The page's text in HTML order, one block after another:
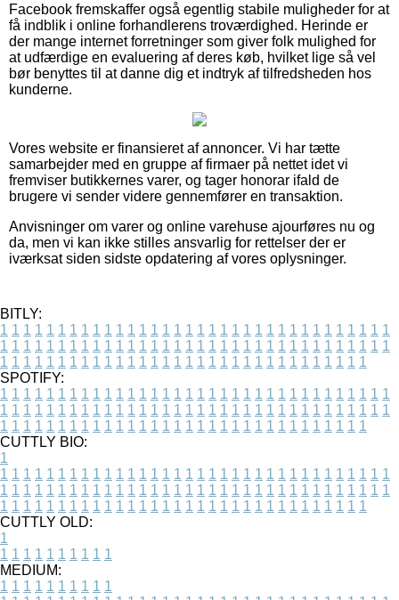
Facebook fremskaffer også egentlig stabile muligheder for at
få indblik i online forhandlerens troværdighed. Herinde er
der mange internet forretninger som giver folk mulighed for
at udfærdige en evaluering af deres køb, hvilket lige så vel
bør benyttes til at danne dig et indtryk af tilfredsheden hos
kunderne.
Vores website er finansieret af annoncer. Vi har tætte
samarbejder med en gruppe af firmaer på nettet idet vi
fremviser butikkernes varer, og tager honorar ifald de
brugere vi sender videre gennemfører en transaktion.
Anvisninger om varer og online varehuse ajourføres nu og
da, men vi kan ikke stilles ansvarlig for rettelser der er
iværksat siden sidste opdatering af vores oplysninger.
BITLY:
1 1 1 1 1 1 1 1 1 1 1 1 1 1 1 1 1 1 1 1 1 1 1 1 1 1 1 1 1 1 1 1 1 1
1 1 1 1 1 1 1 1 1 1 1 1 1 1 1 1 1 1 1 1 1 1 1 1 1 1 1 1 1 1 1 1 1 1
1 1 1 1 1 1 1 1 1 1 1 1 1 1 1 1 1 1 1 1 1 1 1 1 1 1 1 1 1 1 1 1
SPOTIFY:
1 1 1 1 1 1 1 1 1 1 1 1 1 1 1 1 1 1 1 1 1 1 1 1 1 1 1 1 1 1 1 1 1 1
1 1 1 1 1 1 1 1 1 1 1 1 1 1 1 1 1 1 1 1 1 1 1 1 1 1 1 1 1 1 1 1 1 1
1 1 1 1 1 1 1 1 1 1 1 1 1 1 1 1 1 1 1 1 1 1 1 1 1 1 1 1 1 1 1 1
CUTTLY BIO:
1
1 1 1 1 1 1 1 1 1 1 1 1 1 1 1 1 1 1 1 1 1 1 1 1 1 1 1 1 1 1 1 1 1 1
1 1 1 1 1 1 1 1 1 1 1 1 1 1 1 1 1 1 1 1 1 1 1 1 1 1 1 1 1 1 1 1 1 1
1 1 1 1 1 1 1 1 1 1 1 1 1 1 1 1 1 1 1 1 1 1 1 1 1 1 1 1 1 1 1 1
CUTTLY OLD:
1
1 1 1 1 1 1 1 1 1 1
MEDIUM:
1 1 1 1 1 1 1 1 1 1